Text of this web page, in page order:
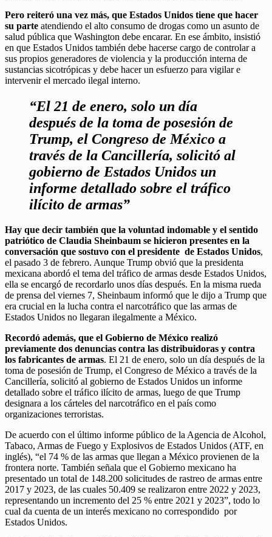
Pero reiteró una vez más, que Estados Unidos tiene que hacer
su parte atendiendo el alto consumo de drogas como un asunto de
salud pública que Washington debe encarar. En ese ámbito, insistió
en que Estados Unidos también debe hacerse cargo de controlar a
sus propios generadores de violencia y la producción interna de
sustancias sicotrópicas y debe hacer un esfuerzo para vigilar e
intervenir el mercado ilegal interno.
“El 21 de enero, solo un día
después de la toma de posesión de
Trump, el Congreso de México a
través de la Cancillería, solicitó al
gobierno de Estados Unidos un
informe detallado sobre el tráfico
ilícito de armas”
Hay que decir también que la voluntad indomable y el sentido
patriótico de Claudia Sheinbaum se hicieron presentes en la
conversación que sostuvo con el presidente de Estados Unidos,
el pasado 3 de febrero. Aunque Trump obvió que la presidenta
mexicana abordó el tema del tráfico de armas desde Estados Unidos,
ella se encargó de recordarlo unos días después. En la misma rueda
de prensa del viernes 7, Sheinbaum informó que le dijo a Trump que
era crucial en la lucha contra el narcotráfico que las armas de
Estados Unidos no llegaran ilegalmente a México.
Recordó además, que el Gobierno de México realizó
previamente dos denuncias contra las distribuidoras y contra
los fabricantes de armas. El 21 de enero, solo un día después de la
toma de posesión de Trump, el Congreso de México a través de la
Cancillería, solicitó al gobierno de Estados Unidos un informe
detallado sobre el tráfico ilícito de armas, luego de que Trump
designara a los cárteles del narcotráfico en el país como
organizaciones terroristas.
De acuerdo con el último informe público de la Agencia de Alcohol,
Tabaco, Armas de Fuego y Explosivos de Estados Unidos (ATF, en
inglés), “el 74 % de las armas que llegan a México provienen de la
frontera norte. También señala que el Gobierno mexicano ha
presentado un total de 148.200 solicitudes de rastreo de armas entre
2017 y 2023, de las cuales 50.409 se realizaron entre 2022 y 2023,
representando un incremento del 25 % entre 2021 y 2023”, todo lo
cual da cuenta de un interés mexicano no correspondido por
Estados Unidos.